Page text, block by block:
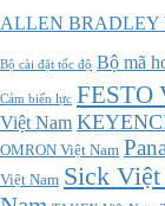
ALLEN BRADLEY
Bộ cài đặt tốc độ Bộ mã
Cảm biến lực FESTO
Việt Nam
OMRON Việt Nam
Việt Nam Sick